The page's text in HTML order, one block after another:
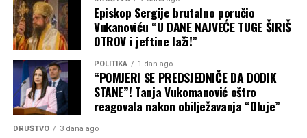
Episkop Sergije brutalno poručio
Vukanoviću “U DANE NAJVEĆE TUGE ŠIRIŠ
OTROV i jeftine laži!”
POLITIKA 1 dan ago
“POMJERI SE PREDSJEDNIČE DA DODIK
STANE”! Tanja Vukomanović oštro
reagovala nakon obilježavanja “Oluje”
DRUŠTVO 3 dana ago